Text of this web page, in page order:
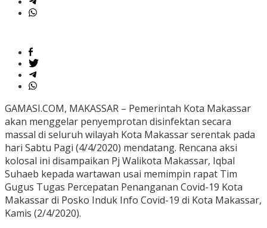
GAMASI.COM, MAKASSAR – Pemerintah Kota Makassar
akan menggelar penyemprotan disinfektan secara
massal di seluruh wilayah Kota Makassar serentak pada
hari Sabtu Pagi (4/4/2020) mendatang. Rencana aksi
kolosal ini disampaikan Pj Walikota Makassar, Iqbal
Suhaeb kepada wartawan usai memimpin rapat Tim
Gugus Tugas Percepatan Penanganan Covid-19 Kota
Makassar di Posko Induk Info Covid-19 di Kota Makassar,
Kamis (2/4/2020).